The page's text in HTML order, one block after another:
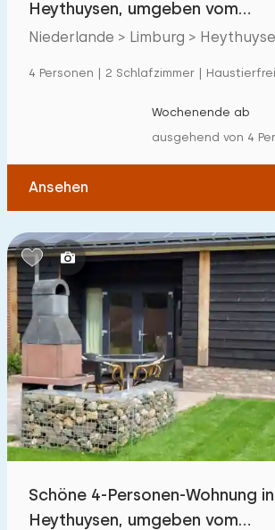
Einfamilienhaus
Hausboot
Kinderfreundlich
Kindermöbel
Eingezäunter Garten
Spielgeräte im Garten
Hallenbad
Freibad
Kindereinrichtungen im Park
Heythuysen, umgeben vom
Naturschutzgebiet 'Leudal'
Niederlande > Limburg >
4 Personen | 2 Schlafzimmer | Haustierfrei
Wochenende ab
ausgehend von 4
Ansehen
Schöne 4-Personen-Wohnung in
Heythuysen, umgeben vom